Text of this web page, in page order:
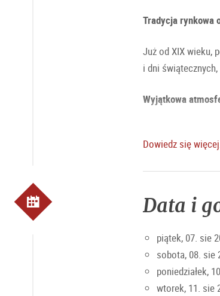
Tradycja rynkowa
Już od XIX wieku,
i dni
Wyjątkowa
budzi, Zielony
Specjały:
Poniedziałek-
Dowiedz się
Data i
piątek, 07. sie
sobota, 08. sie
poniedziałek,
wtorek, 11. sie